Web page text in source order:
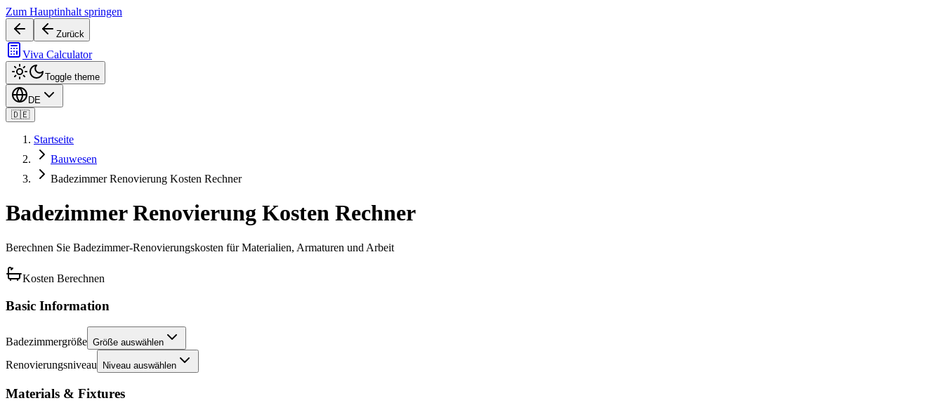
Zum Hauptinhalt springen
Zurück
Viva Calculator
Toggle theme
DE
🇩🇪
Startseite
Bauwesen
Badezimmer Renovierung Kosten Rechner
Badezimmer Renovierung Kosten Rechner
Berechnen Sie Badezimmer-Renovierungskosten für Materialien, Armaturen und Arbeit
Kosten Berechnen
Basic Information
Badezimmergröße Größe auswählen
Renovierungsniveau Niveau auswählen
Materials & Fixtures